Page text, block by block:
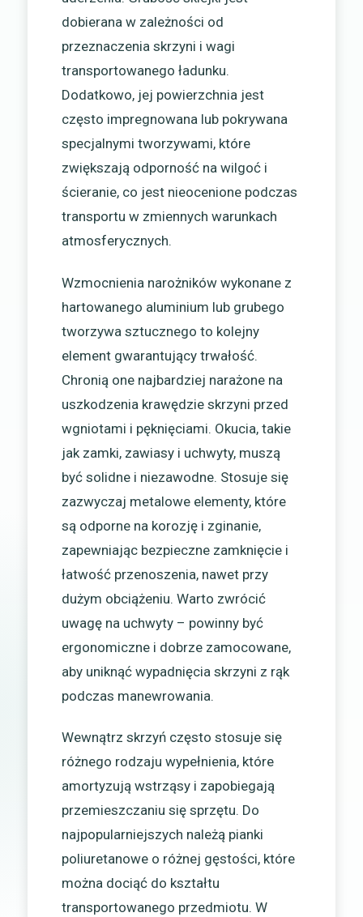
dobierana w zależności od
przeznaczenia skrzyni i wagi
transportowanego ładunku.
Dodatkowo, jej powierzchnia jest
często impregnowana lub pokrywana
specjalnymi tworzywami, które
zwiększają odporność na wilgoć i
ścieranie, co jest nieocenione podczas
transportu w zmiennych warunkach
atmosferycznych.
Wzmocnienia narożników wykonane z
hartowanego aluminium lub grubego
tworzywa sztucznego to kolejny
element gwarantujący trwałość.
Chronią one najbardziej narażone na
uszkodzenia krawędzie skrzyni przed
wgniotami i pęknięciami. Okucia, takie
jak zamki, zawiasy i uchwyty, muszą
być solidne i niezawodne. Stosuje się
zazwyczaj metalowe elementy, które
są odporne na korozję i zginanie,
zapewniając bezpieczne zamknięcie i
łatwość przenoszenia, nawet przy
dużym obciążeniu. Warto zwrócić
uwagę na uchwyty – powinny być
ergonomiczne i dobrze zamocowane,
aby uniknąć wypadnięcia skrzyni z rąk
podczas manewrowania.
Wewnątrz skrzyń często stosuje się
różnego rodzaju wypełnienia, które
amortyzują wstrząsy i zapobiegają
przemieszczaniu się sprzętu. Do
najpopularniejszych należą pianki
poliuretanowe o różnej gęstości, które
można dociąć do kształtu
transportowanego przedmiotu. W